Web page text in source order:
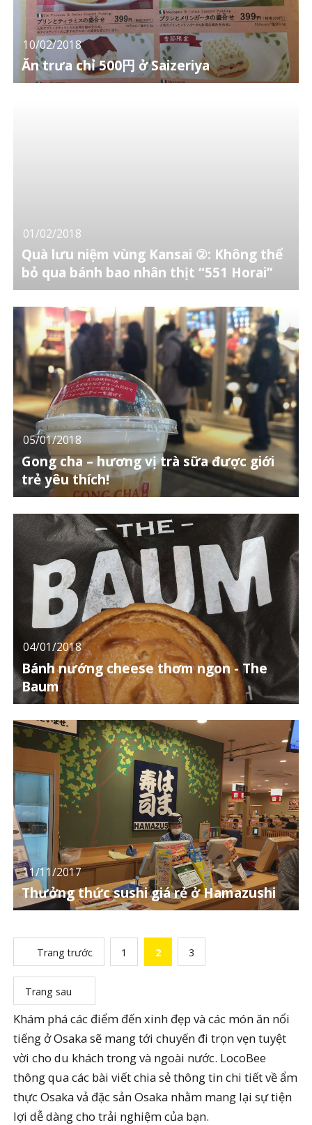
10/02/2018
Ăn trưa chỉ 500円 ở Saizeriya
01/02/2018
Quà lưu niệm vùng Kansai ②: Không thể
bỏ qua bánh bao nhân thịt “551 Horai”
05/01/2018
Gong cha – hương vị trà sữa được giới
trẻ yêu thích!
04/01/2018
Bánh nướng cheese thơm ngon - The
Baum
11/11/2017
Thưởng thức sushi giá rẻ ở Hamazushi
Trang trước 1 2 3
Trang sau
Khám phá các điểm đến xinh đẹp và các món ăn nổi
tiếng ở Osaka sẽ mang tới chuyến đi trọn vẹn tuyệt
vời cho du khách trong và ngoài nước. LocoBee
thông qua các bài viết chia sẻ thông tin chi tiết về ẩm
thực Osaka vả đặc sản Osaka nhằm mang lại sự tiện
lợi dễ dàng cho trải nghiệm của bạn.